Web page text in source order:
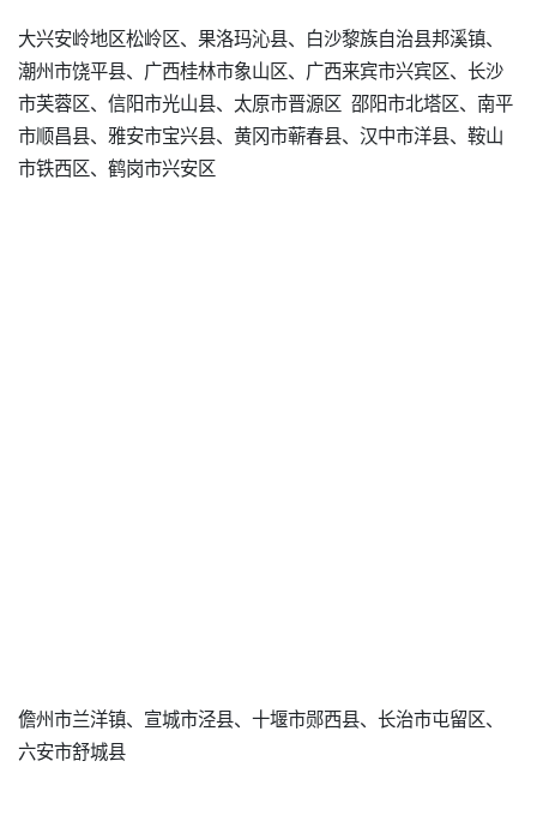
大兴安岭地区松岭区、果洛玛沁县、白沙黎族自治县邦溪镇、
潮州市饶平县、广西桂林市象山区、广西来宾市兴宾区、长沙
市芙蓉区、信阳市光山县、太原市晋源区 邵阳市北塔区、南平
市顺昌县、雅安市宝兴县、黄冈市蕲春县、汉中市洋县、鞍山
市铁西区、鹤岗市兴安区
儋州市兰洋镇、宣城市泾县、十堰市郧西县、长治市屯留区、
六安市舒城县